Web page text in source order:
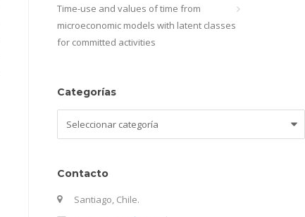
Time-use and values of time from
microeconomic models with latent classes
for committed activities
Categorías
Contacto
Santiago, Chile.